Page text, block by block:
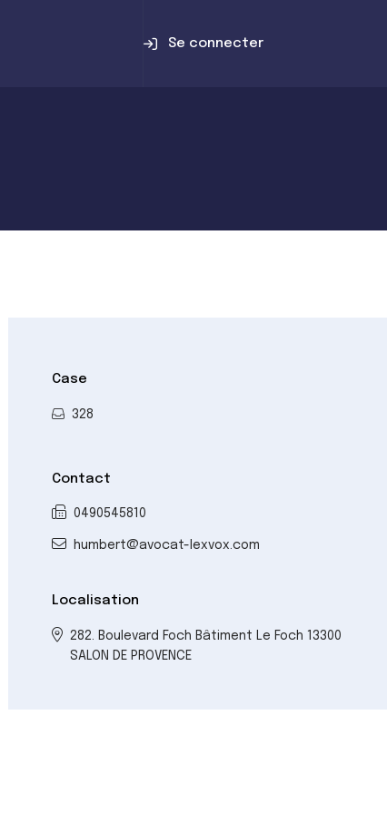
Se connecter
Case
328
Contact
0490545810
humbert@avocat-lexvox.com
Localisation
282. Boulevard Foch Bâtiment Le Foch 13300
SALON DE PROVENCE